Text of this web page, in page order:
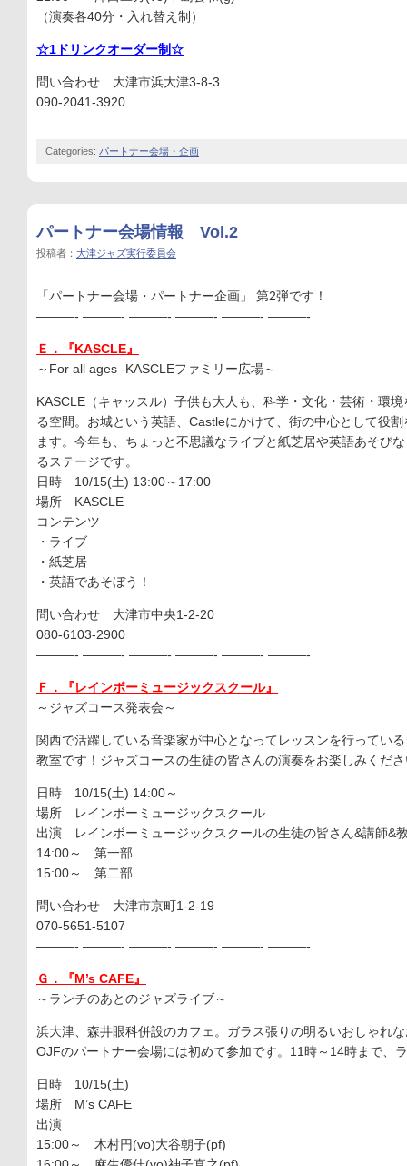
（演奏各40分・入れ替え制）
☆1ドリンクオーダー制☆
問い合わせ 大津市浜大津3-8-3
090-2041-3920
Categories: パートナー会場・企画
パートナー会場情報 Vol.2
投稿者： 大津ジャズ実行委員会
「パートナー会場・パートナー企画」 第2弾です！
———- ———- ———- ———- ———- ———-
Ｅ．『KASCLE』
～For all ages -KASCLEファミリー広場～
KASCLE（キャッスル）子供も大人も、科学・文化・芸術・環
る空間。お城という英語、Castleにかけて、街の中心として役
ます。今年も、ちょっと不思議なライブと紙芝居や英語あそび
るステージです。
日時 10/15(土) 13:00～17:00
場所 KASCLE
コンテンツ
・ライブ
・紙芝居
・英語であそぼう！
問い合わせ 大津市中央1-2-20
080-6103-2900
———- ———- ———- ———- ———- ———-
Ｆ．『レインボーミュージックスクール』
～ジャズコース発表会～
関西で活躍している音楽家が中心となってレッスンを行ってい
教室です！ジャズコースの生徒の皆さんの演奏をお楽しみくださ
日時 10/15(土) 14:00～
場所 レインボーミュージックスクール
出演 レインボーミュージックスクールの生徒の皆さん&講師&
14:00～ 第一部
15:00～ 第二部
問い合わせ 大津市京町1-2-19
070-5651-5107
———- ———- ———- ———- ———- ———-
Ｇ．『M’s CAFE』
～ランチのあとのジャズライブ～
浜大津、森井眼科併設のカフェ。ガラス張りの明るいおしゃれ
OJFのパートナー会場には初めて参加です。11時～14時まで、
日時 10/15(土)
場所 M’s CAFE
出演
15:00～ 木村円(vo)大谷朝子(pf)